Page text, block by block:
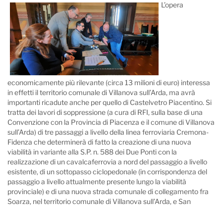
L’opera
economicamente più rilevante (circa 13 milioni di euro) interessa
in effetti il territorio comunale di Villanova sull’Arda, ma avrà
importanti ricadute anche per quello di Castelvetro Piacentino. Si
tratta dei lavori di soppressione (a cura di RFI, sulla base di una
Convenzione con la Provincia di Piacenza e il comune di Villanova
sull’Arda) di tre passaggi a livello della linea ferroviaria Cremona-
Fidenza che determinerà di fatto la creazione di una nuova
viabilità in variante alla S.P. n. 588 dei Due Ponti con la
realizzazione di un cavalcaferrovia a nord del passaggio a livello
esistente, di un sottopasso ciclopedonale (in corrispondenza del
passaggio a livello attualmente presente lungo la viabilità
provinciale) e di una nuova strada comunale di collegamento fra
Soarza, nel territorio comunale di Villanova sull’Arda, e San